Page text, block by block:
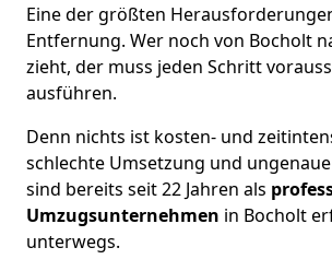
Eine der größten
Entfernung. Wer noch von Bocholt
zieht, der muss jeden Schritt
ausführen.
Denn nichts ist kosten- und
schlechte Umsetzung und
sind bereits seit 22 Jahren als
Umzugsunternehmen in Bocholt
unterwegs.